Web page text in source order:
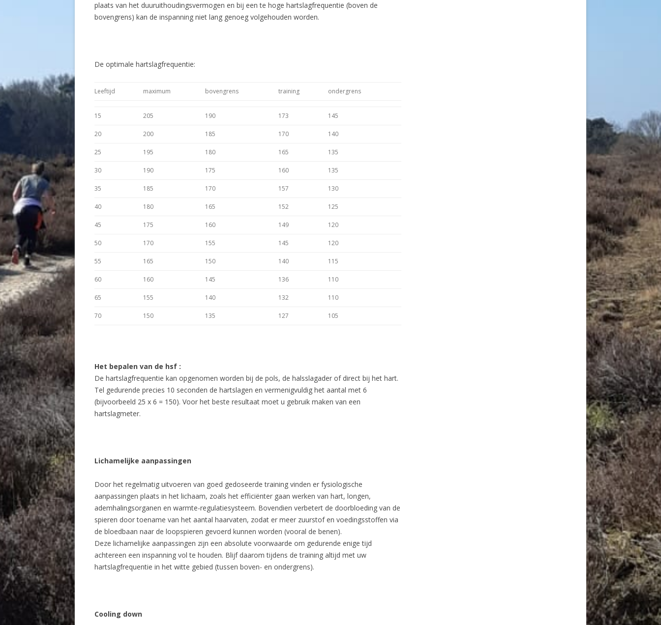
plaats van het duuruithoudingsvermogen en bij een te hoge hartslagfrequentie (boven de
bovengrens) kan de inspanning niet lang genoeg volgehouden worden.
De optimale hartslagfrequentie:
Leeftijd maximum bovengrens training ondergrens
15 205 190 173 145
20 200 185 170 140
25 195 180 165 135
30 190 175 160 135
35 185 170 157 130
40 180 165 152 125
45 175 160 149 120
50 170 155 145 120
55 165 150 140 115
60 160 145 136 110
65 155 140 132 110
70 150 135 127 105
Het bepalen van de hsf :
De hartslagfrequentie kan opgenomen worden bij de pols, de halsslagader of direct bij het hart.
Tel gedurende precies 10 seconden de hartslagen en vermenigvuldig het aantal met 6
(bijvoorbeeld 25 x 6 = 150). Voor het beste resultaat moet u gebruik maken van een
hartslagmeter.
Lichamelijke aanpassingen
Door het regelmatig uitvoeren van goed gedoseerde training vinden er fysiologische
aanpassingen plaats in het lichaam, zoals het efficiënter gaan werken van hart, longen,
ademhalingsorganen en warmte-regulatiesysteem. Bovendien verbetert de doorbloeding van de
spieren door toename van het aantal haarvaten, zodat er meer zuurstof en voedingsstoffen via
de bloedbaan naar de loopspieren gevoerd kunnen worden (vooral de benen).
Deze lichamelijke aanpassingen zijn een absolute voorwaarde om gedurende enige tijd
achtereen een inspanning vol te houden. Blijf daarom tijdens de training altijd met uw
hartslagfrequentie in het witte gebied (tussen boven- en ondergrens).
Cooling down